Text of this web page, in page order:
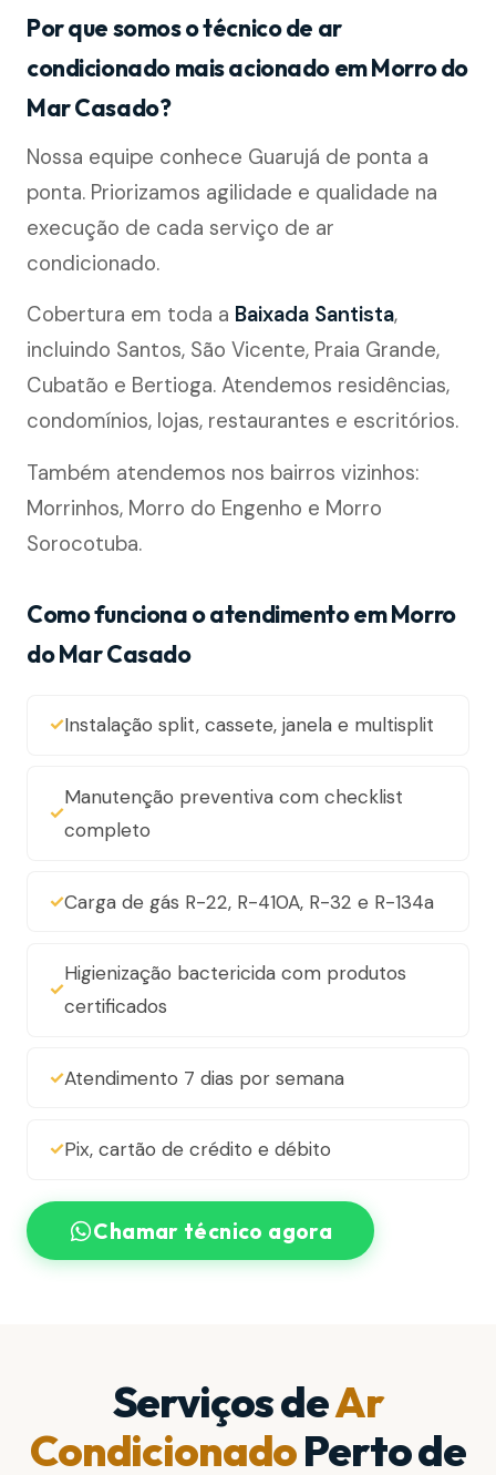
Por que somos o técnico de ar
condicionado mais acionado em Morro do
Mar Casado?
Nossa equipe conhece Guarujá de ponta a
ponta. Priorizamos agilidade e qualidade na
execução de cada serviço de ar
condicionado.
Cobertura em toda a Baixada Santista,
incluindo Santos, São Vicente, Praia Grande,
Cubatão e Bertioga. Atendemos residências,
condomínios, lojas, restaurantes e escritórios.
Também atendemos nos bairros vizinhos:
Morrinhos, Morro do Engenho e Morro
Sorocotuba.
Como funciona o atendimento em Morro
do Mar Casado
Instalação split, cassete, janela e multisplit
Manutenção preventiva com checklist
completo
Carga de gás R-22, R-410A, R-32 e R-134a
Higienização bactericida com produtos
certificados
Atendimento 7 dias por semana
Pix, cartão de crédito e débito
Chamar técnico agora
Serviços deAr
CondicionadoPerto de